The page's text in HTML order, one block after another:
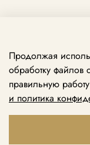
Принимаем
+7 969
Продолжая
обработку файлов
правильную
и политика